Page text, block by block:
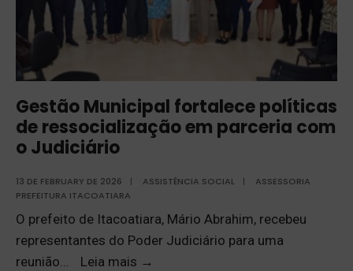
Gestão Municipal fortalece políticas
de ressocialização em parceria com
o Judiciário
13 DE FEBRUARY DE 2026 | ASSISTÊNCIA SOCIAL |
ASSESSORIA
PREFEITURA ITACOATIARA
O prefeito de Itacoatiara, Mário Abrahim, recebeu
representantes do Poder Judiciário para uma
reunião... Leia mais →